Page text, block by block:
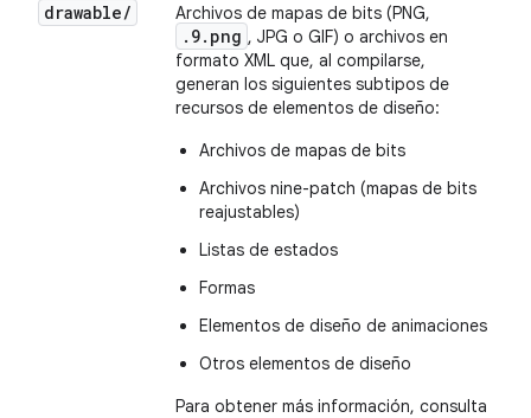
drawable/ Archivos de mapas de bits (PNG,
.9.png , JPG o GIF) o archivos en
formato XML que, al compilarse,
generan los siguientes subtipos de
recursos de elementos de diseño:
Archivos de mapas de bits
Archivos nine-patch (mapas de bits
reajustables)
Listas de estados
Formas
Elementos de diseño de animaciones
Otros elementos de diseño
Para obtener más información, consulta